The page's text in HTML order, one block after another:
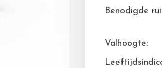
Benodigde
Valhoogte: